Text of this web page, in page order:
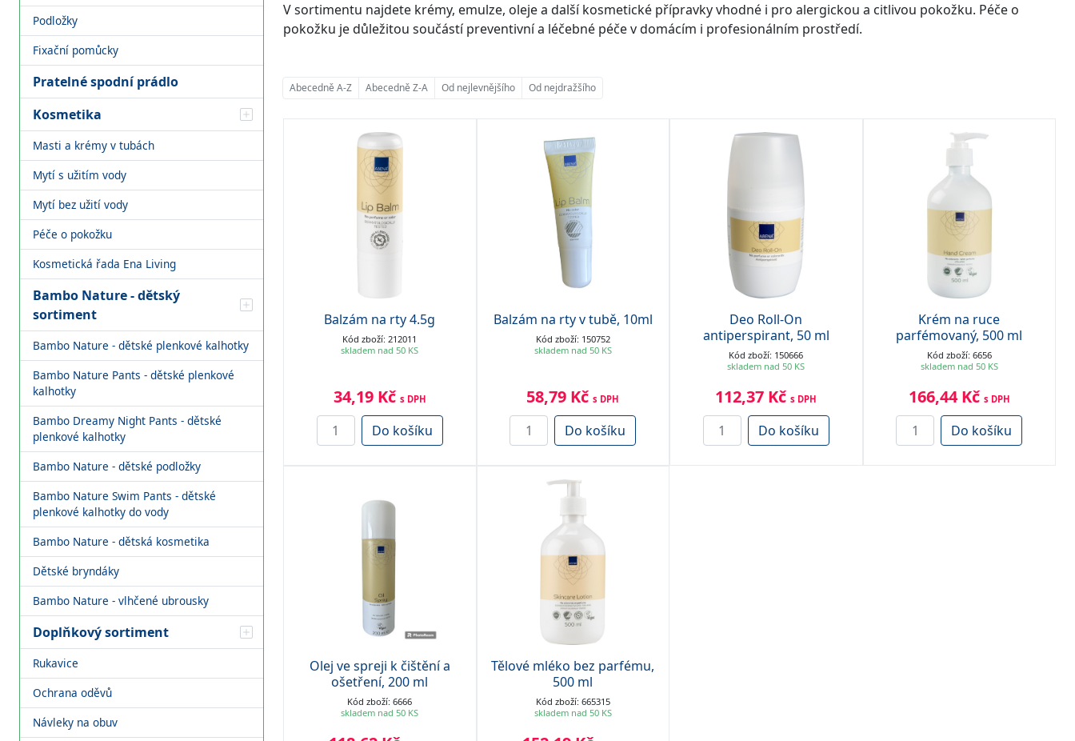
Podložky
Fixační pomůcky
Pratelné spodní prádlo
Kosmetika
Masti a krémy v tubách
Mytí s užitím vody
Mytí bez užití vody
Péče o pokožku
Kosmetická řada Ena Living
Bambo Nature - dětský
sortiment
Bambo Nature - dětské plenkové kalhotky
Bambo Nature Pants - dětské plenkové
kalhotky
Bambo Dreamy Night Pants - dětské
plenkové kalhotky
Bambo Nature - dětské podložky
Bambo Nature Swim Pants - dětské
plenkové kalhotky do vody
Bambo Nature - dětská kosmetika
Dětské bryndáky
Bambo Nature - vlhčené ubrousky
Doplňkový sortiment
Rukavice
Ochrana oděvů
Návleky na obuv
V sortimentu najdete krémy, emulze, oleje a další kosmetické přípravky vhodné i pro alergickou a citlivou pokožku. Péče o
pokožku je důležitou součástí preventivní a léčebné péče v domácím i profesionálním prostředí.
Abecedně A-Z Abecedně Z-A Od nejlevnějšího Od nejdražšího
Balzám na rty 4.5g
Kód zboží: 212011
skladem nad 50 KS
34,19 Kč s DPH
Do košíku
Balzám na rty v tubě, 10ml
Kód zboží: 150752
skladem nad 50 KS
58,79 Kčs DPH
Do košíku
Deo Roll-On
antiperspirant, 50 ml
Kód zboží: 150666
skladem nad 50 KS
112,37 Kčs DPH
Do košíku
Krém na ruce
parfémovaný, 500 ml
Kód zboží: 6656
skladem nad 50 KS
166,44 Kč s DPH
Do košíku
Olej ve spreji k čištění a
ošetření, 200 ml
Kód zboží: 6666
skladem nad 50 KS
Tělové mléko bez parfému,
500 ml
Kód zboží: 665315
skladem nad 50 KS